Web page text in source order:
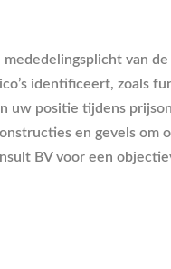
van
identificeert, zoals
uw positie tijdens
en gevels
BV voor een